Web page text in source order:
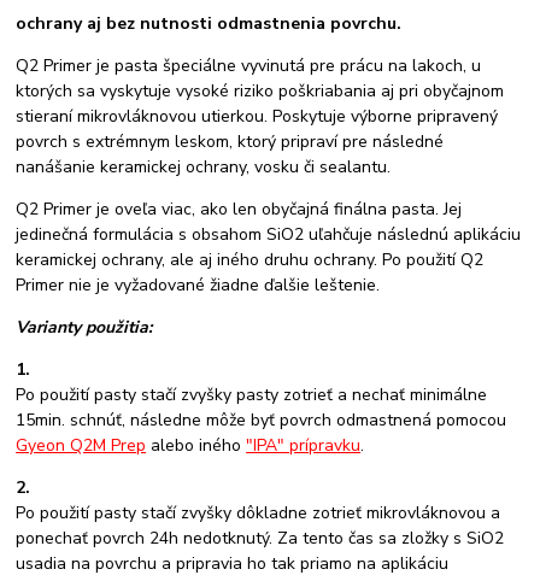
ochrany aj bez nutnosti odmastnenia povrchu.
Q2 Primer je pasta špeciálne vyvinutá pre prácu na lakoch, u
ktorých sa vyskytuje vysoké riziko poškriabania aj pri obyčajnom
stieraní mikrovláknovou utierkou. Poskytuje výborne pripravený
povrch s extrémnym leskom, ktorý pripraví pre následné
nanášanie keramickej ochrany, vosku či sealantu.
Q2 Primer je oveľa viac, ako len obyčajná finálna pasta. Jej
jedinečná formulácia s obsahom SiO2 uľahčuje následnú aplikáciu
keramickej ochrany, ale aj iného druhu ochrany. Po použití Q2
Primer nie je vyžadované žiadne ďalšie leštenie.
Varianty použitia:
1.
Po použití pasty stačí zvyšky pasty zotrieť a nechať minimálne
15min. schnúť, následne môže byť povrch odmastnená pomocou
Gyeon Q2M Prep alebo iného"IPA" prípravku.
2.
Po použití pasty stačí zvyšky dôkladne zotrieť mikrovláknovou a
ponechať povrch 24h nedotknutý. Za tento čas sa zložky s SiO2
usadia na povrchu a pripravia ho tak priamo na aplikáciu